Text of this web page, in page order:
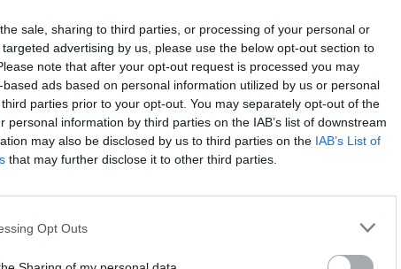
sale, sharing to third parties, or processing of your personal or
advertising by us, please use the below opt-out section to
note that after your opt-out request is processed you may
ads based on personal information utilized by us or personal
parties prior to your opt-out. You may separately opt-out of the
personal information by third parties on the IAB’s list of downstream
may also be disclosed by us to third parties on the IAB’s List of
that may further disclose it to other third parties.
Opt Outs
για την
–
των